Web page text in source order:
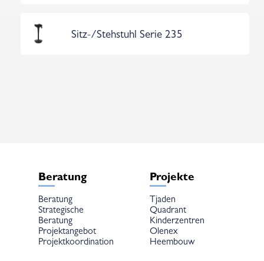
Sitz-/Stehstuhl Serie 235
Beratung
Beratung
Strategische
Beratung
Projektangebot
Projektkoordination
Projekte
Tjaden
Quadrant
Kinderzentren
Olenex
Heembouw